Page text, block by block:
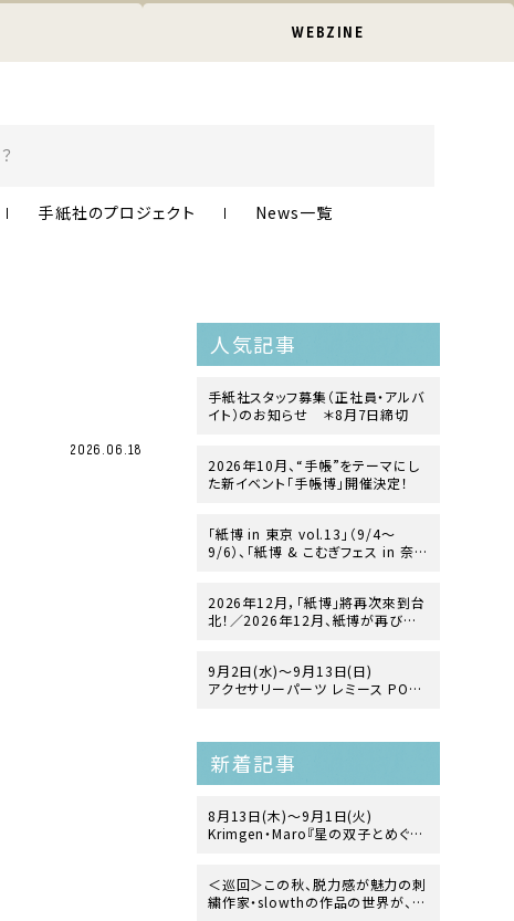
WEBZINE
手紙社のプロジェクト News一覧
2026.06.18
人気記事
手紙社スタッフ募集（正社員・アルバ
イト）のお知らせ ＊8月7日締切
2026年10月、“手帳”をテーマにし
た新イベント「手帳博」開催決定！
「紙博 in 東京 vol.13」（9/4〜
9/6）、「紙博 & こむぎフェス in 奈
2026年12月，「紙博」將再次來到台
北！／2026年12月、紙博が再び台
9月2日(水)～9月13日(日)
アクセサリーパーツ レミース POP
at 手紙舎 2nd STORY
新着記事
8月13日(木)〜9月1日(火)
Krimgen・Maro『星の双子とめぐる
＜巡回＞この秋、脱力感が魅力の刺
繍作家・slowthの作品の世界が、文